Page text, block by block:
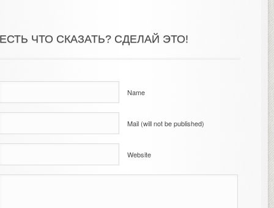
ЧТО СКАЗАТЬ? СДЕЛАЙ ЭТО!
Name
Mail (will not be published)
Website